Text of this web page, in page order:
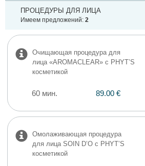
ПРОЦЕДУРЫ ДЛЯ ЛИЦА
Имеем предложений: 2
Очищающая процедура для
лица «AROMACLEAR» c PHYT’S
косметикой
60 мин. 89.00 €
Омолаживающая процедура
для лица SOIN D’O c PHYT’S
косметикой